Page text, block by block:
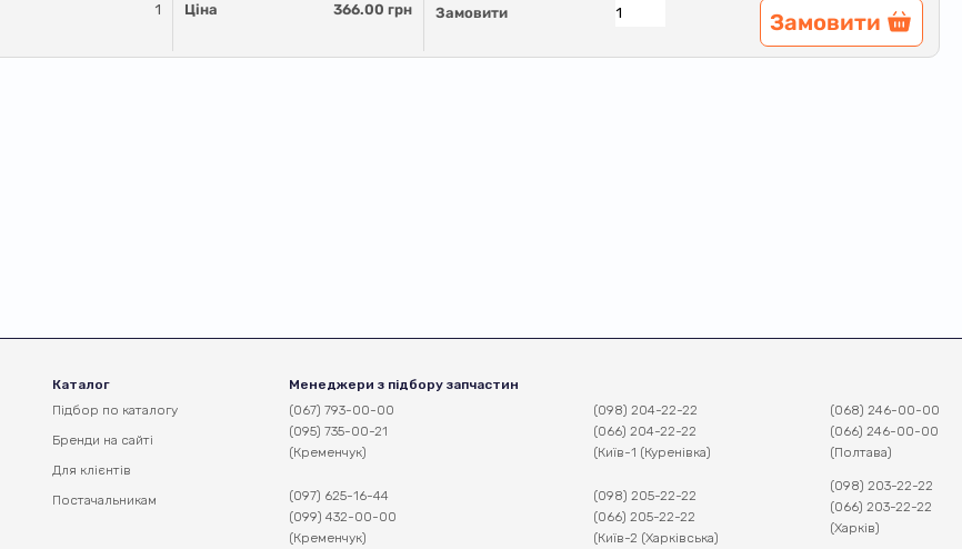
1 Ціна 366.00 грн Замовити Замовити
Каталог
Підбор по каталогу
Бренди на сайті
Для клієнтів
Постачальникам
Менеджери з підбору запчастин
(067) 793-00-00
(095) 735-00-21
(Кременчук)
(097) 625-16-44
(099) 432-00-00
(Кременчук)
(098) 204-22-22
(066) 204-22-22
(Київ-1 (Куренівка)
(098) 205-22-22
(066) 205-22-22
(Київ-2 (Харківська)
(068) 246-00-00
(066) 246-00-00
(Полтава)
(098) 203-22-22
(066) 203-22-22
(Харків)